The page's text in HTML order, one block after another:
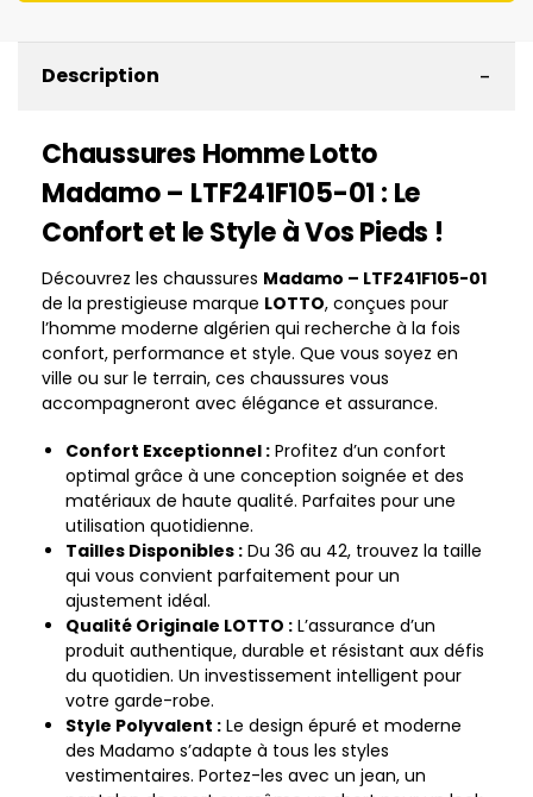
Description -
Chaussures Homme Lotto
Madamo – LTF241F105-01 : Le
Confort et le Style à Vos Pieds !
Découvrez les chaussures Madamo – LTF241F105-01
de la prestigieuse marque LOTTO, conçues pour
l’homme moderne algérien qui recherche à la fois
confort, performance et style. Que vous soyez en
ville ou sur le terrain, ces chaussures vous
accompagneront avec élégance et assurance.
Confort Exceptionnel : Profitez d’un confort
optimal grâce à une conception soignée et des
matériaux de haute qualité. Parfaites pour une
utilisation quotidienne.
Tailles Disponibles : Du 36 au 42, trouvez la taille
qui vous convient parfaitement pour un
ajustement idéal.
Qualité Originale LOTTO : L’assurance d’un
produit authentique, durable et résistant aux défis
du quotidien. Un investissement intelligent pour
votre garde-robe.
Style Polyvalent : Le design épuré et moderne
des Madamo s’adapte à tous les styles
vestimentaires. Portez-les avec un jean, un